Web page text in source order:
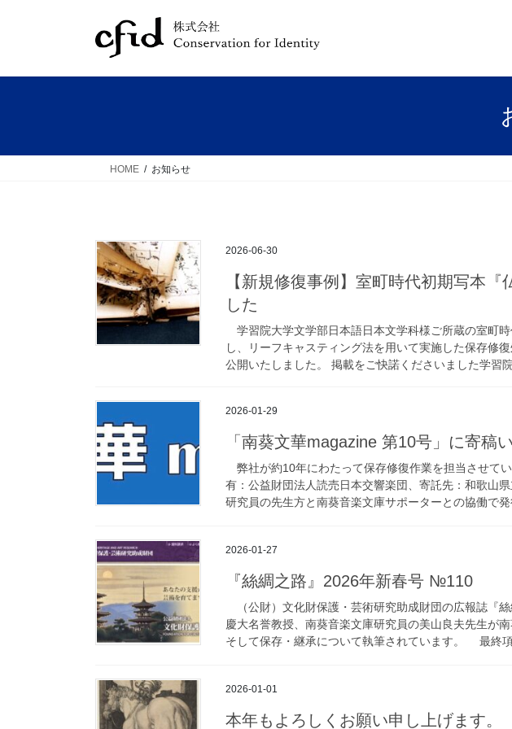
HOME お知らせ
2026-06-30
【新規修復事例】室町時代初期写本『
した
学習院大学文学部日本語日本文学科様ご所蔵の室町
し、リーフキャスティング法を用いて実施した保存修
公開いたしました。 掲載をご快諾くださいました学習
2026-01-29
「南葵文華magazine 第10号」に寄稿
弊社が約10年にわたって保存修復作業を担当させて
有：公益財団法人読売日本交響楽団、寄託先：和歌山
研究員の先生方と南葵音楽文庫サポーターとの協働で
2026-01-27
『絲綢之路』2026年新春号 №110
（公財）文化財保護・芸術研究助成財団の広報誌『
慶大名誉教授、南葵音楽文庫研究員の美山良夫先生が
そして保存・継承について執筆されています。 最終
2026-01-01
本年もよろしくお願い申し上げます。